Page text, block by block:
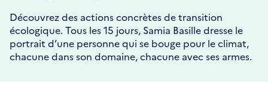
Découvrez des actions concrètes de transition
écologique. Tous les 15 jours, Samia Basille dresse le
portrait d’une personne qui se bouge pour le climat,
chacune dans son domaine, chacune avec ses armes.